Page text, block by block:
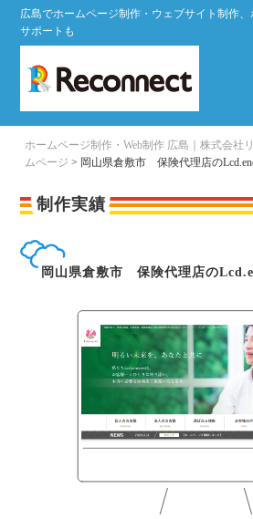
広島でホームページ制作・ウェブサイト制作
サポートも
ホームページ制作・Web制作 広島｜株式会社
ムページ > 岡山県倉敷市 保険代理店の
制作実績
岡山県倉敷市 保険代理店の